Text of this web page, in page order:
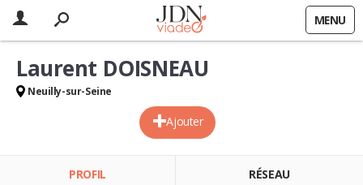
MENU
Ajouter
Laurent DOISNEAU
Neuilly-sur-Seine
PROFIL RÉSEAU